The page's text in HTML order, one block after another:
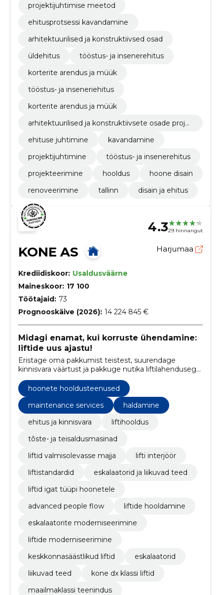
projektijuhtimise meetod
ehitusprotsessi kavandamine
arhitektuurilised ja konstruktiivsed osad
üldehitus
tööstus- ja insenerehitus
korterite arendus ja müük
tööstus- ja inseneriehitus
korterite arendus ja müük
arhitektuurilised ja konstruktiivsete osade proje
ehituse juhtimine
kavandamine
projektijuhtimine
tööstus- ja insenerehitus
projekteerimine
hooldus
hoone disain
renoveerimine
tallinn disain ja ehitus
4.329 hinnangut
KONE AS Harjumaa
Krediidiskoor: Usaldusväärne
Maineskoor: 17 100
Töötajaid: 73
Prognooskäive (2026): 14 224 845 €
Midagi enamat, kui korruste ühendamine:
liftide uus ajastu!
Eristage oma pakkumist teistest, suurendage
kinnisvara väärtust ja pakkuge nutika liftilahendusega
hoonete hooldusteenused
maintenance services
haldamine
ehitus ja kinnisvara
liftihooldus
tõste- ja teisaldusmasinad
liftid valmisolevasse majja
lifti interjöör
liftistandardid
eskalaatorid ja liikuvad teed
liftid igat tüüpi hoonetele
advanced people flow
liftide hooldamine
eskalaatorite moderniseerimine
liftide moderniseerimine
keskkonnasäästlikud liftid
eskalaatorid
liikuvad teed
kone dx klassi liftid
maailmaklassi teenindus